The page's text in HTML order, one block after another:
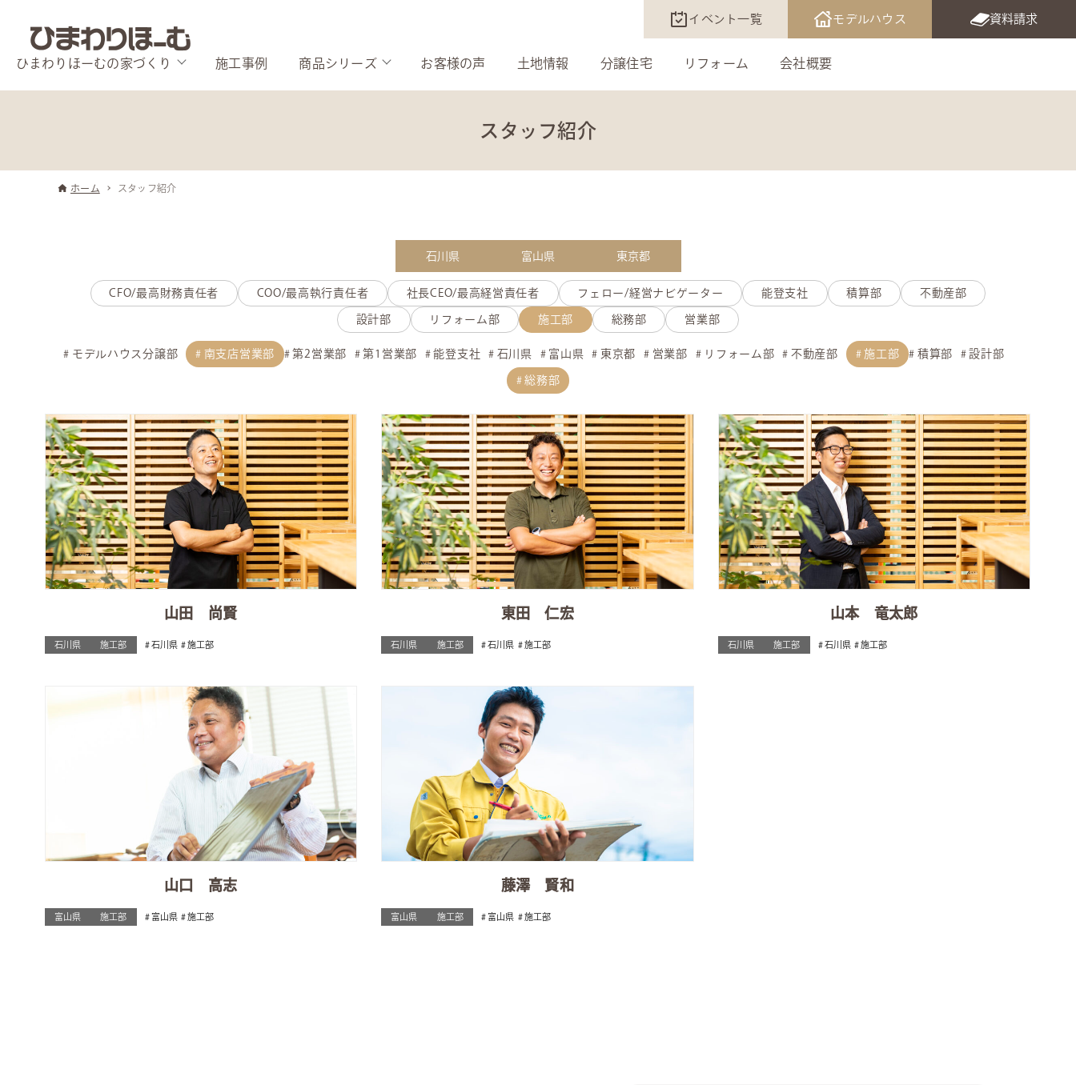
イベント一覧 モデルハウス 資料請求
ひまわりほーむの家づくり 施工事例 商品シリーズ お客様の声 土地情報 分譲住宅 リフォーム 会社概要
スタッフ紹介
ホーム スタッフ紹介
石川県 富山県 東京都
CFO/最高財務責任者 COO/最高執行責任者 社長CEO/最高経営責任者 フェロー/経営ナビゲーター 能登支社 積算部 不動産部
設計部 リフォーム部 施工部 総務部 営業部
モデルハウス分譲部 南支店営業部 第2営業部 第1営業部 能登支社 石川県 富山県 東京都 営業部 リフォーム部 不動産部 施工部 積算部 設計部
総務部
山田 尚賢
石川県 施工部 石川県 施工部
東田 仁宏
石川県 施工部 石川県 施工部
山本 竜太郎
石川県 施工部 石川県 施工部
山口 高志
富山県 施工部 富山県 施工部
藤澤 賢和
富山県 施工部 富山県 施工部